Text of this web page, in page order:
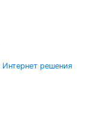
Интернет решения